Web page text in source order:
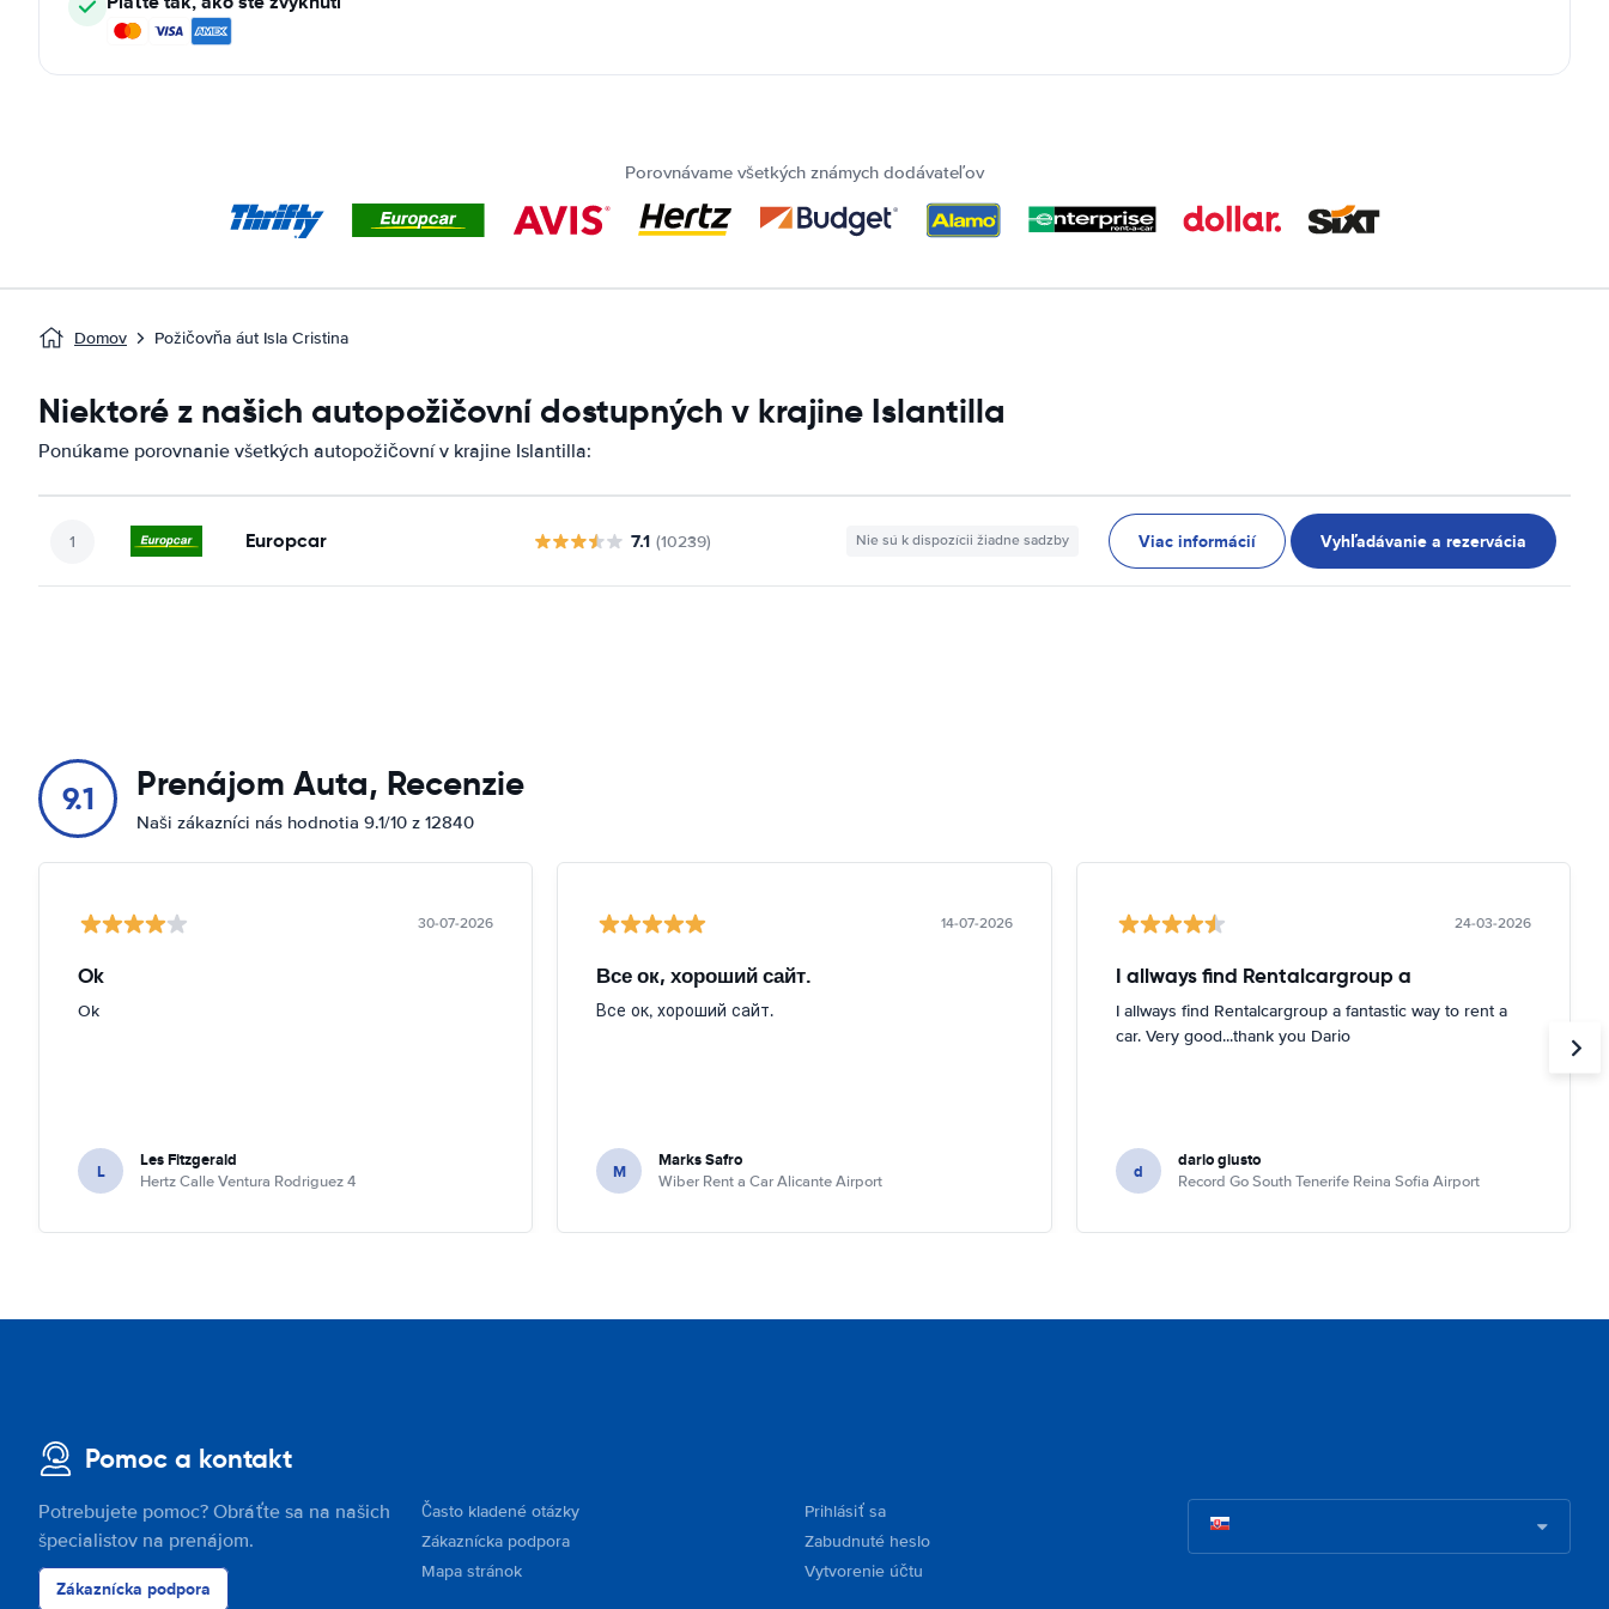
Porovnávame všetkých známych dodávateľov
Domov Požičovňa áut Isla Cristina
Niektoré z našich autopožičovní dostupných v krajine Islantilla
Ponúkame porovnanie všetkých autopožičovní v krajine Islantilla:
Europcar 7.1 (10239) Nie sú k dispozícii žiadne sadzby Viac informácií Vyhľadávanie a rezervácia
9.1 Prenájom Auta, Recenzie
Naši zákazníci nás hodnotia 9.1/10 z 12840
30-07-2026
Ok
Ok
L Les Fitzgerald
Hertz Calle Ventura Rodriguez 4
14-07-2026
Все ок, хороший сайт.
Все ок, хороший сайт.
M Marks Safro
Wiber Rent a Car Alicante Airport
24-03-2026
I allways find Rentalcargroup a
I allways find Rentalcargroup a fantastic way to rent a
car. Very good...thank you Dario
d dario giusto
Record Go South Tenerife Reina Sofia Airport
Pomoc a kontakt
Potrebujete pomoc? Obráťte sa na našich
špecialistov na prenájom.
Zákaznícka podpora
Často kladené otázky
Zákaznícka podpora
Mapa stránok
Prihlásiť sa
Zabudnuté heslo
Vytvorenie účtu